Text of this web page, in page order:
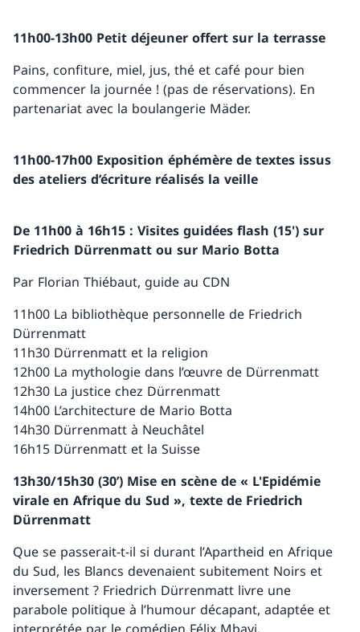
11h00-13h00 Petit déjeuner offert sur la terrasse
Pains, confiture, miel, jus, thé et café pour bien
commencer la journée ! (pas de réservations). En
partenariat avec la boulangerie Mäder.
11h00-17h00 Exposition éphémère de textes issus
des ateliers d’écriture réalisés la veille
De 11h00 à 16h15 : Visites guidées flash (15') sur
Friedrich Dürrenmatt ou sur Mario Botta
Par Florian Thiébaut, guide au CDN
11h00 La bibliothèque personnelle de Friedrich
Dürrenmatt
11h30 Dürrenmatt et la religion
12h00 La mythologie dans l’œuvre de Dürrenmatt
12h30 La justice chez Dürrenmatt
14h00 L’architecture de Mario Botta
14h30 Dürrenmatt à Neuchâtel
16h15 Dürrenmatt et la Suisse
13h30/15h30 (30’) Mise en scène de « L'Epidémie
virale en Afrique du Sud », texte de Friedrich
Dürrenmatt
Que se passerait-t-il si durant l’Apartheid en Afrique
du Sud, les Blancs devenaient subitement Noirs et
inversement ? Friedrich Dürrenmatt livre une
parabole politique à l’humour décapant, adaptée et